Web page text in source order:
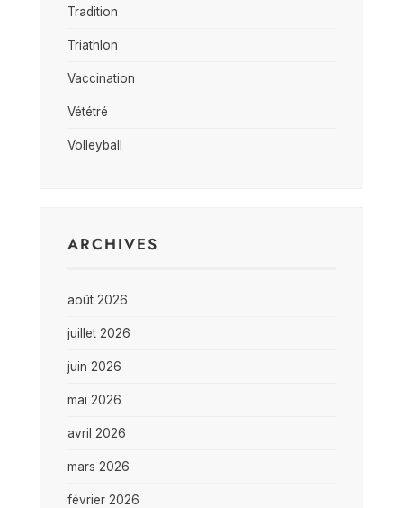
Tradition
Triathlon
Vaccination
Vététré
Volleyball
ARCHIVES
août 2026
juillet 2026
juin 2026
mai 2026
avril 2026
mars 2026
février 2026